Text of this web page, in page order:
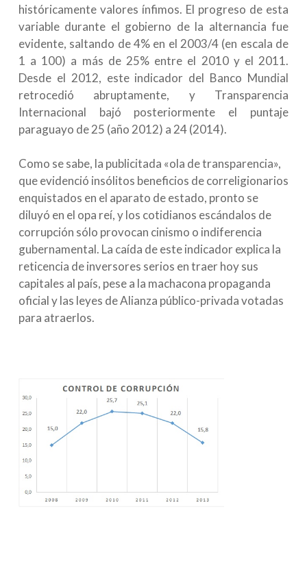
históricamente valores ínfimos. El progreso de esta
variable durante el gobierno de la alternancia fue
evidente, saltando de 4% en el 2003/4 (en escala de
1 a 100) a más de 25% entre el 2010 y el 2011.
Desde el 2012, este indicador del Banco Mundial
retrocedió abruptamente, y Transparencia
Internacional bajó posteriormente el puntaje
paraguayo de 25 (año 2012) a 24 (2014).
Como se sabe, la publicitada «ola de transparencia»,
que evidenció insólitos beneficios de correligionarios
enquistados en el aparato de estado, pronto se
diluyó en el opa reí, y los cotidianos escándalos de
corrupción sólo provocan cinismo o indiferencia
gubernamental. La caída de este indicador explica la
reticencia de inversores serios en traer hoy sus
capitales al país, pese a la machacona propaganda
oficial y las leyes de Alianza público-privada votadas
para atraerlos.